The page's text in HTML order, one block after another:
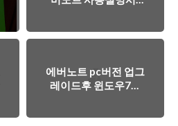
에버노트 pc버전 업그
레이드후 윈도우7에